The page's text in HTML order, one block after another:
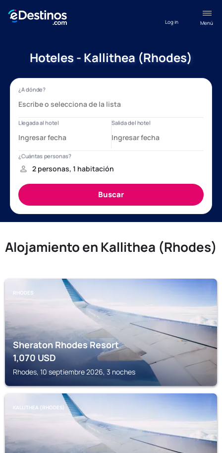
Menú
Log in
Hoteles - Kallithea (Rhodes)
Alojamiento en Kallithea (Rhodes)
RHODES
Sheraton Rhodes Resort
1,070 USD
Rhodes, 10 septiembre 2026, 3 noches
KALLITHEA (RHODES)